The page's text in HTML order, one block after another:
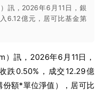
訊，2026年6月11日，銀
6.12億元，居可比基金第
）訊， 2026年6月11日，
跌0.50%，成交12.29億
份額*單位淨值），居可比